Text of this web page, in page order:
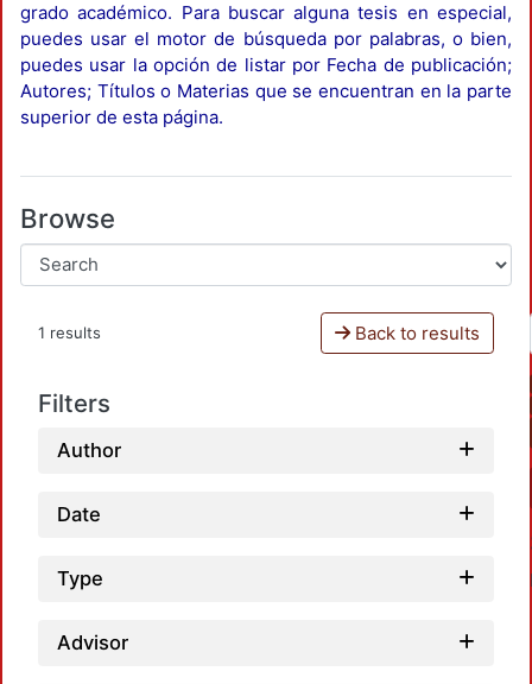
grado académico. Para buscar alguna tesis en especial,
puedes usar el motor de búsqueda por palabras, o bien,
puedes usar la opción de listar por Fecha de publicación;
Autores; Títulos o Materias que se encuentran en la parte
superior de esta página.
Browse
1 results Back to results
Filters
Author
Date
Type
Advisor